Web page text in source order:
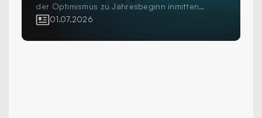
der Optimismus zu Jahresbeginn inmitten
erhöhter Volatilität und geopolitischer
01.07.2026